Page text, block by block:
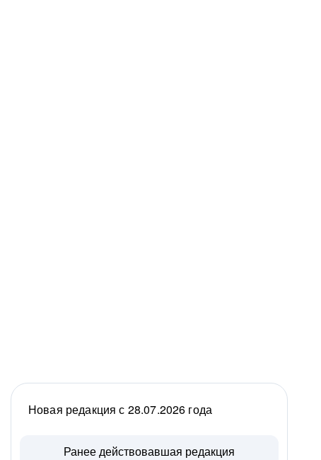
Новая редакция с 28.07.2026 года
Ранее действовавшая редакция